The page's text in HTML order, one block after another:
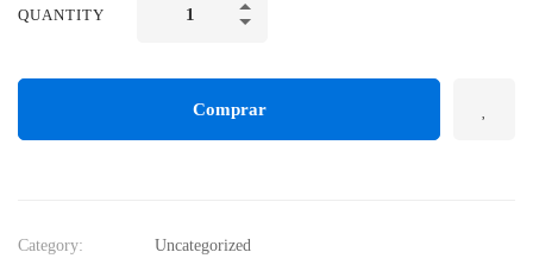
QUANTITY
Comprar
Category: Uncategorized